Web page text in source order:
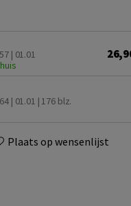
| 01.01
| 01.01 | 176 blz.
Plaats op wensenlijst